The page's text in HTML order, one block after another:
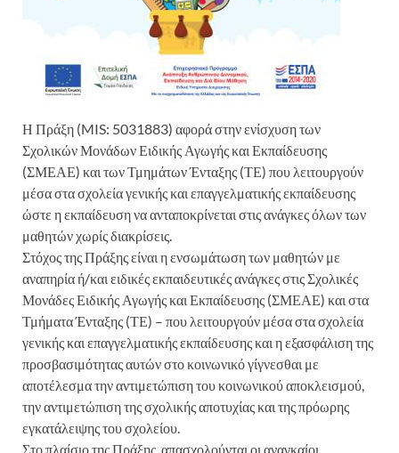
Η Πράξη (MIS: 5031883) αφορά στην ενίσχυση των
Σχολικών Μονάδων Ειδικής Αγωγής και Εκπαίδευσης
(ΣΜΕΑΕ) και των Τμημάτων Ένταξης (ΤΕ) που λειτουργούν
μέσα στα σχολεία γενικής και επαγγελματικής εκπαίδευσης
ώστε η εκπαίδευση να ανταποκρίνεται στις ανάγκες όλων των
μαθητών χωρίς διακρίσεις.
Στόχος της Πράξης είναι η ενσωμάτωση των μαθητών με
αναπηρία ή/και ειδικές εκπαιδευτικές ανάγκες στις Σχολικές
Μονάδες Ειδικής Αγωγής και Εκπαίδευσης (ΣΜΕΑΕ) και στα
Τμήματα Ένταξης (ΤΕ) – που λειτουργούν μέσα στα σχολεία
γενικής και επαγγελματικής εκπαίδευσης και η εξασφάλιση της
προσβασιμότητας αυτών στο κοινωνικό γίγνεσθαι με
αποτέλεσμα την αντιμετώπιση του κοινωνικού αποκλεισμού,
την αντιμετώπιση της σχολικής αποτυχίας και της πρόωρης
εγκατάλειψης του σχολείου.
Στο πλαίσιο της Πράξης, απασχολούνται οι αναγκαίοι